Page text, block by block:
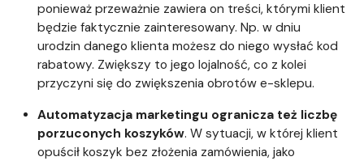
ponieważ przeważnie zawiera on treści, którymi klient
będzie faktycznie zainteresowany. Np. w dniu
urodzin danego klienta możesz do niego wysłać kod
rabatowy. Zwiększy to jego lojalność, co z kolei
przyczyni się do zwiększenia obrotów e-sklepu.
Automatyzacja marketingu ogranicza też liczbę
porzuconych koszyków. W sytuacji, w której klient
opuścił koszyk bez złożenia zamówienia, jako